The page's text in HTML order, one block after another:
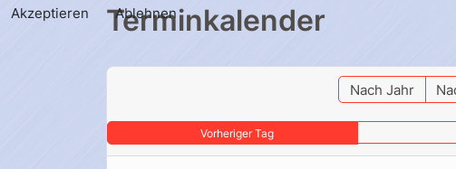
Terminkalender
Nach Jahr
Vorheriger Tag
Akzeptieren
Ablehnen